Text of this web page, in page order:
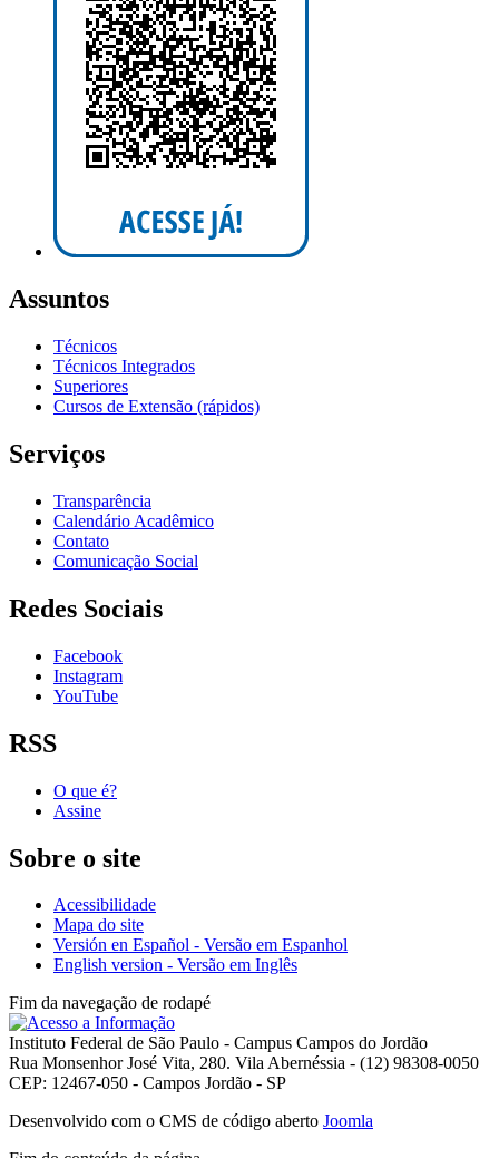
Assuntos
Técnicos
Técnicos Integrados
Superiores
Cursos de Extensão (rápidos)
Serviços
Transparência
Calendário Acadêmico
Contato
Comunicação Social
Redes Sociais
Facebook
Instagram
YouTube
RSS
O que é?
Assine
Sobre o site
Acessibilidade
Mapa do site
Versión en Español - Versão em Espanhol
English version - Versão em Inglês
Fim da navegação de rodapé
Instituto Federal de São Paulo - Campus Campos do Jordão
Rua Monsenhor José Vita, 280. Vila Abernéssia - (12) 98308-0050
CEP: 12467-050 - Campos Jordão - SP
Desenvolvido com o CMS de código aberto Joomla